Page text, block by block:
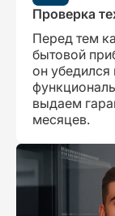
Проверка
Перед тем
бытовой
он убедился
выдаем
месяцев.